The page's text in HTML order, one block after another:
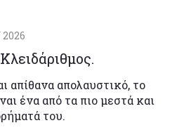
απίθανα απολαυστικό, το
ένα από τα πιο μεστά και
του.